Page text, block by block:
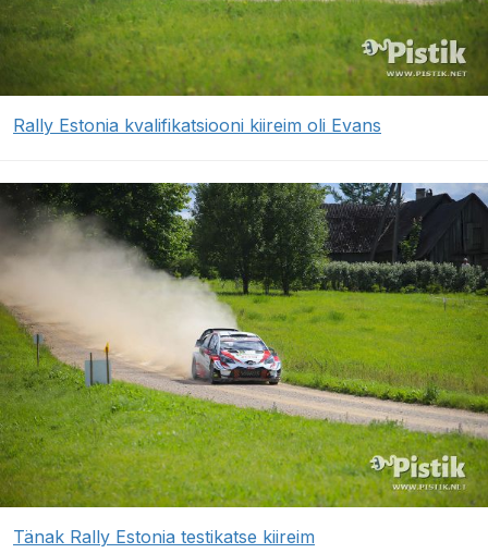
Rally Estonia kvalifikatsiooni kiireim oli Evans
Tänak Rally Estonia testikatse kiireim